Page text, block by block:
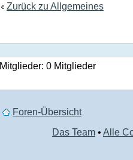
Zurück zu Allgemeines
Mitglieder: 0 Mitglieder
Foren-Übersicht
Das Team • Alle